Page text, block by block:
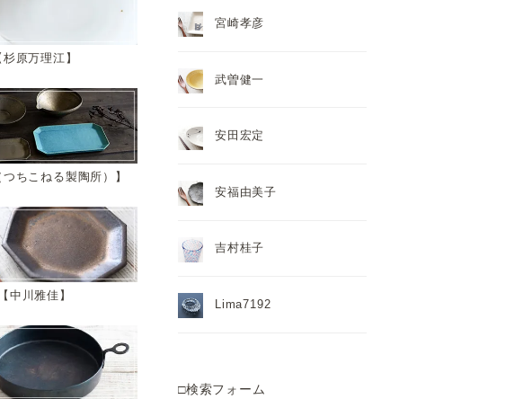
杉原万理江
ちこねる製陶所）
中川雅佳
宮崎孝彦
武曽健一
安田宏定
安福由美子
吉村桂子
Lima7192
□検索フォーム